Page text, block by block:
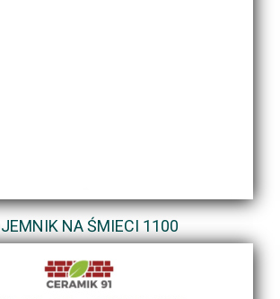
NA ŚMIECI 1100